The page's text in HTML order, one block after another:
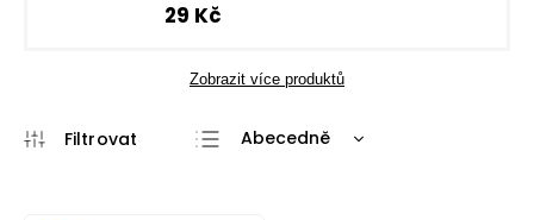
29 Kč
Zobrazit více produktů
Abecedně